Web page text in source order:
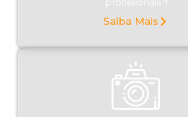
Saiba Mais